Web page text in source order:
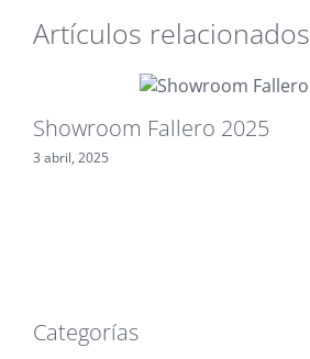
Artículos relacionados
Showroom Fallero 2025
3 abril, 2025
Categorías